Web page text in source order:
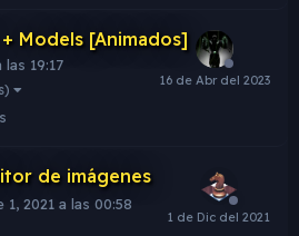
Models [Animados]
las 19:17
de imágenes
1, 2021 a las 00:58